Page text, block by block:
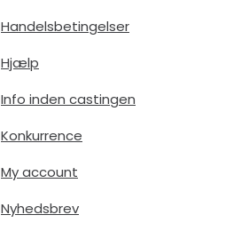
Handelsbetingelser
Hjælp
Info inden castingen
Konkurrence
My account
Nyhedsbrev